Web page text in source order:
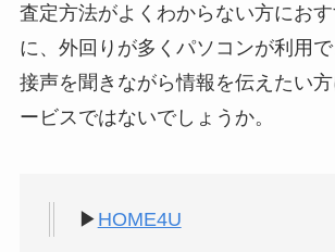
査定方法がよくわからない方にお
に、外回りが多くパソコンが利用
接声を聞きながら情報を伝えたい
ービスではないでしょうか。
▶ HOME4U